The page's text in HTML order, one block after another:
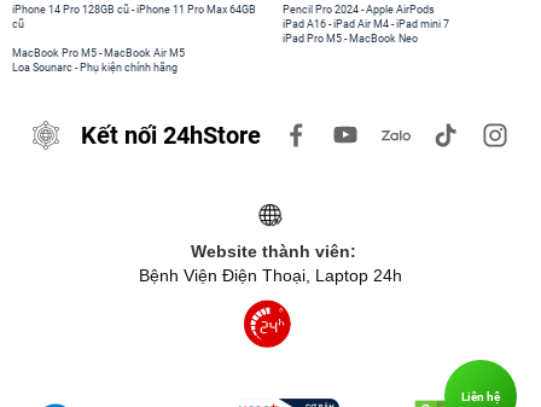
iPhone 14 Pro 128GB cũ -iPhone 11 Pro Max 64GB
cũ
Pencil Pro 2024 -Apple AirPods
iPad A16 -iPad Air M4 -iPad mini 7
iPad Pro M5 - MacBook Neo
MacBook Pro M5 - MacBook Air M5
Loa Sounarc - Phụ kiện chính hãng
Kết nối 24hStore
Website thành viên:
Bệnh Viện Điện Thoại, Laptop 24h
Liên hệ